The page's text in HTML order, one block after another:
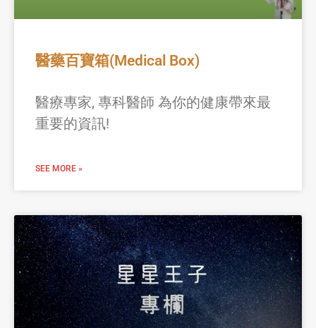
醫藥百寶箱(Medical Box)
醫療專家, 專科醫師 為你的健康帶來最
重要的資訊!
SEE MORE »